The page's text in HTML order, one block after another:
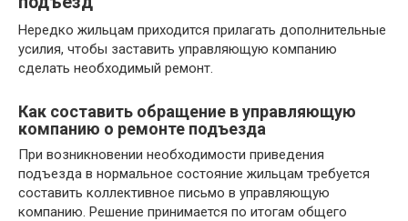
Нередко жильцам приходится прилагать дополнительные
усилия, чтобы заставить управляющую компанию
сделать необходимый ремонт.
Как составить обращение в управляющую
компанию о ремонте подъезда
При возникновении необходимости приведения
подъезда в нормальное состояние жильцам требуется
составить коллективное письмо в управляющую
компанию. Решение принимается по итогам общего